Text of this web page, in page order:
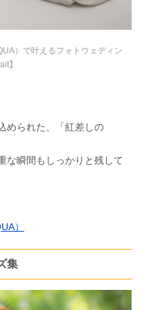
）で叶えるフォトウェディン
】
められた、「紅差しの
な瞬間もしっかりと残して
）
集